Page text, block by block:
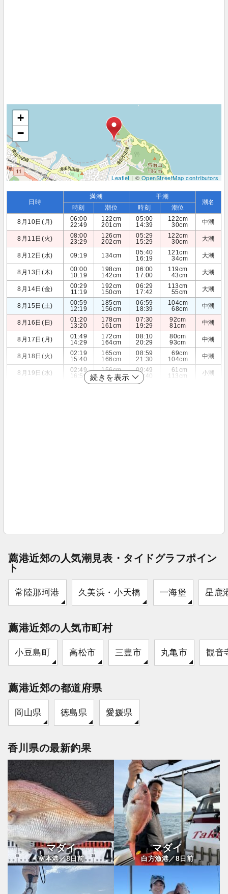
+
−
Leaflet| ©OpenStreetMap contributors
日時
満潮 干潮
潮名
時刻 潮位 時刻
潮位
8月10日(月)
06:00
22:49
122cm
201cm
05:00
14:39
122cm
30cm
中潮
8月11日(火)
08:00
23:29
126cm
202cm
05:29
15:29
122cm
30cm
大潮
8月12日(水) 09:19 134cm
05:40
16:19
121cm
34cm
大潮
8月13日(木)
00:00
10:19
198cm
142cm
06:00
17:00
119cm
43cm
大潮
8月14日(金)
00:29
11:19
192cm
150cm
06:29
17:42
113cm
55cm
大潮
8月15日(土)
00:59
12:19
185cm
156cm
06:59
18:39
104cm
68cm
中潮
8月16日(日)
01:20
13:20
178cm
161cm
07:30
19:29
92cm
81cm
中潮
8月17日(月)
01:49
14:29
172cm
164cm
08:10
20:29
80cm
93cm
中潮
8月18日(火)
02:19
15:40
165cm
166cm
08:59
21:30
69cm
104cm
中潮
8月19日(水)
02:49
16:59
156cm
167cm
09:49
22:40
61cm
113cm
小潮
続きを表示
薦港近郊の人気潮見表・タイドグラフポイン
ト
常陸那珂港 久美浜・小天橋 一海堡 星鹿
薦港近郊の人気市町村
小豆島町 高松市 三豊市 丸亀市 観音
薦港近郊の都道府県
岡山県 徳島県 愛媛県
香川県の最新釣果
マダイ
室本港／8日前
マダイ
白方漁港／8 日前